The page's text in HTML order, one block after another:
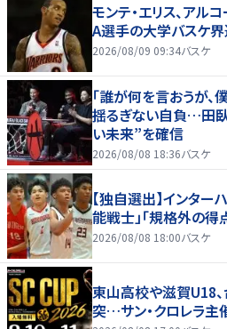
モンテ・エリス、ア
A選手の大学バスケ
2026/08/09 09:34バスケ
「誰が何を言おうが
揺るぎない自負…田
い未来”を確信
2026/08/08 18:36バスケ
【独自選出】インター
能戦士」「規格外の得
2026/08/08 18:00バスケ
東山高校や滋賀U18
突…サン・クロレラ主